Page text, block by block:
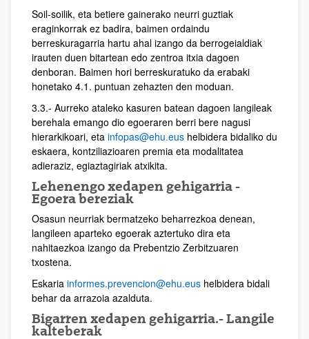
Soil-soilik, eta betiere gainerako neurri guztiak
eraginkorrak ez badira, baimen ordaindu
berreskuragarria hartu ahal izango da berrogeialdiak
irauten duen bitartean edo zentroa itxia dagoen
denboran. Baimen hori berreskuratuko da erabaki
honetako 4.1. puntuan zehazten den moduan.
3.3.- Aurreko ataleko kasuren batean dagoen langileak
berehala emango dio egoeraren berri bere nagusi
hierarkikoari, eta infopas@ehu.eus helbidera bidaliko du
eskaera, kontziliazioaren premia eta modalitatea
adieraziz, egiaztagiriak atxikita.
Lehenengo xedapen gehigarria -
Egoera bereziak
Osasun neurriak bermatzeko beharrezkoa denean,
langileen aparteko egoerak aztertuko dira eta
nahitaezkoa izango da Prebentzio Zerbitzuaren
txostena.
Eskaria informes.prevencion@ehu.eus helbidera bidali
behar da arrazoia azalduta.
Bigarren xedapen gehigarria.- Langile
kalteberak